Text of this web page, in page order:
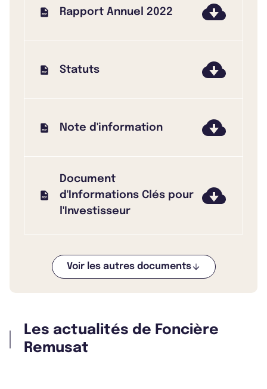
Rapport Annuel 2022
Statuts
Note d'information
Document
d'Informations Clés pour
l'Investisseur
Voir les autres documents
Les actualités de Foncière
Remusat